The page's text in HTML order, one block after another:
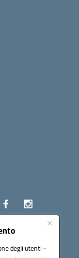
degli utenti -